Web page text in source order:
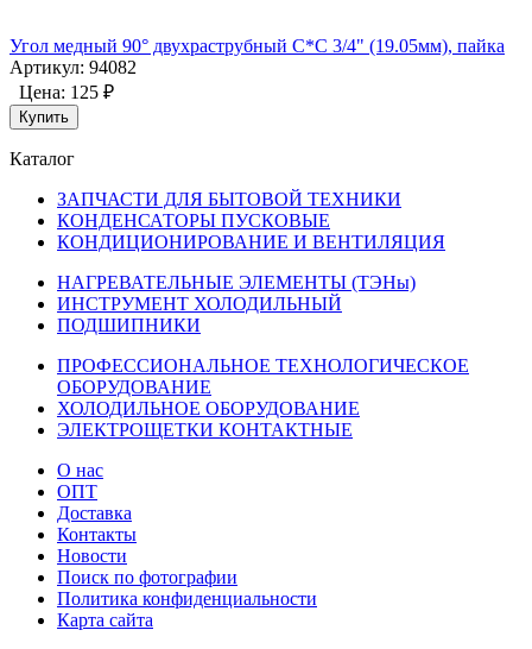
Угол медный 90° двухраструбный С*С 3/4" (19.05мм), пайка
Артикул: 94082
Цена: 125 ₽
Купить
Каталог
ЗАПЧАСТИ ДЛЯ БЫТОВОЙ ТЕХНИКИ
КОНДЕНСАТОРЫ ПУСКОВЫЕ
КОНДИЦИОНИРОВАНИЕ И ВЕНТИЛЯЦИЯ
НАГРЕВАТЕЛЬНЫЕ ЭЛЕМЕНТЫ (ТЭНы)
ИНСТРУМЕНТ ХОЛОДИЛЬНЫЙ
ПОДШИПНИКИ
ПРОФЕССИОНАЛЬНОЕ ТЕХНОЛОГИЧЕСКОЕ
ОБОРУДОВАНИЕ
ХОЛОДИЛЬНОЕ ОБОРУДОВАНИЕ
ЭЛЕКТРОЩЕТКИ КОНТАКТНЫЕ
О нас
ОПТ
Доставка
Контакты
Новости
Поиск по фотографии
Политика конфиденциальности
Карта сайта